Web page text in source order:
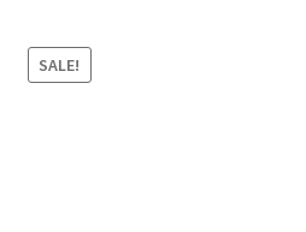
SALE!